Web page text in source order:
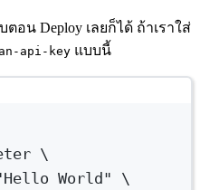
อน Deploy เลยก็ได้ ถ้าเราใส่
api-key แบบนี้
\
World"
\